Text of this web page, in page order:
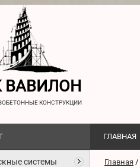
ВАВИЛОН
КОНСТРУКЦИИ
ГЛАВНАЯ
системы Главная /